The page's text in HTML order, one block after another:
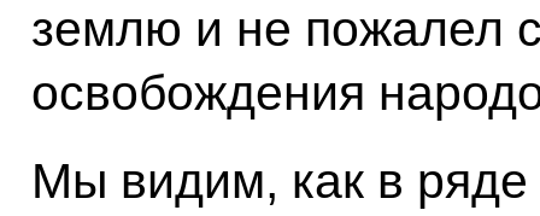
землю и не пожалел
освобождения
Мы видим, как в ряде